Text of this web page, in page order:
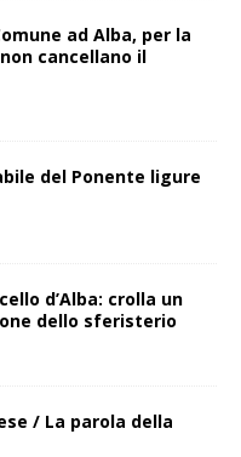
ad Alba, per la
cancellano il
del Ponente ligure
d’Alba: crolla un
dello sferisterio
/ La parola della